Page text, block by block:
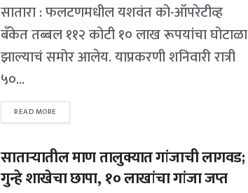
सातारा : फलटणमधील यशवंत को-ऑपरेटीव्ह
बँकेत तब्बल ११२ कोटी १० लाख रूपयांचा घोटाळा
झाल्याचं समोर आलेय. याप्रकरणी शनिवारी रात्री
५०...
READ MORE
साताऱ्यातील माण तालुक्यात गांजाची लागवड;
गुन्हे शाखेचा छापा, १० लाखांचा गांजा जप्त